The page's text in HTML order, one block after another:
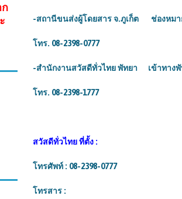
-สถานีขนส่งผู้โดยสาร จ.ภูเก็ต ช่องหมา
โทร. 08-2398-0777
-สำนักงานสวัสดีทั่วไทย พัทยา เข้าทางพั
โทร. 08-2398-1777
สวัสดีทั่วไทย ที่ตั้ง :
โทรศัพท์ : 08-2398-0777
โทรสาร :